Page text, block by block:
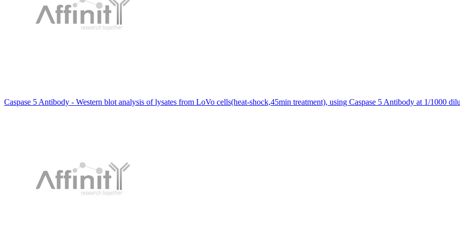
Caspase 5 Antibody - Western blot analysis of lysates from LoVo cells(heat-shock,45min treatment), using Caspase 5 Antibody at 1/1000